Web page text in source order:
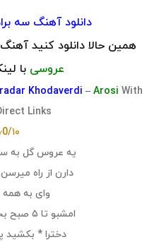
دانلود آهنگ سه
همین حالا دانلود کنید
عروسیبا
Khodaverdi – Arosi With
Links
6٫0/
یه عروس گل به
دارن از راه
وای به
امشبو تا ۵ صبح بخونیم و ساز بزنیم
دخترا * بکشید